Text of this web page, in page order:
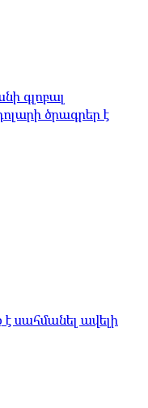
գլոբալ
ծրագրեր է
սահմանել ավելի